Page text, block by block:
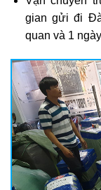
gian gửi đi
quan và 1